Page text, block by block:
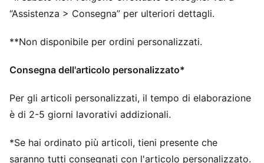
Colletto
Maniche lunghe
Loghi PUMA
“Assistenza > Consegna” per ulteriori dettagli.
**Non disponibile per ordini personalizzati.
Consegna dell'articolo personalizzato*
Per gli articoli personalizzati, il tempo di elaborazione
è di 2-5 giorni lavorativi addizionali.
*Se hai ordinato più articoli, tieni presente che
saranno tutti consegnati con l'articolo personalizzato.